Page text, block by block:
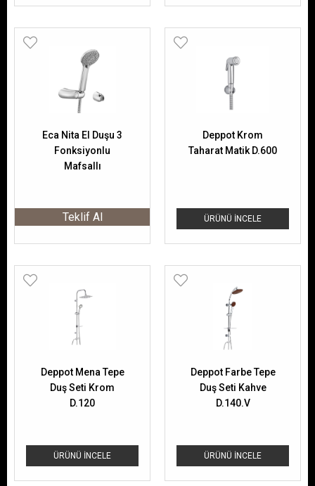
Eca Nita El Duşu 3
Fonksiyonlu
Mafsallı
Teklif Al ÜRÜNÜ İNCELE
Deppot Krom
Taharat Matik D.600
ÜRÜNÜ İNCELE
Deppot Mena Tepe
Duş Seti Krom
D.120
ÜRÜNÜ İNCELE
Deppot Farbe Tepe
Duş Seti Kahve
D.140.V